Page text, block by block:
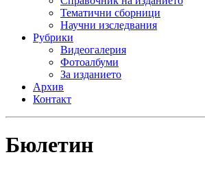
Тематични сборници
Научни изследвания
Рубрики
Видеогалерия
Фотоалбуми
За изданието
Архив
Контакт
Бюлетин